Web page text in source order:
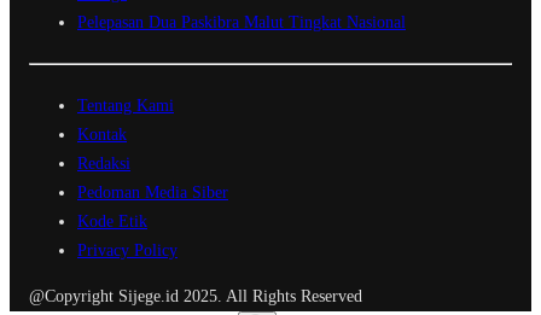
Pelepasan Dua Paskibra Malut Tingkat Nasional
Tentang Kami
Kontak
Redaksi
Pedoman Media Siber
Kode Etik
Privacy Policy
@Copyright Sijege.id 2025. All Rights Reserved